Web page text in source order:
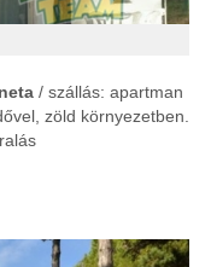
/ szállás: apartman
zöld környezetben.